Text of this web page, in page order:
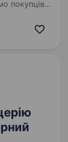
покупців
більше